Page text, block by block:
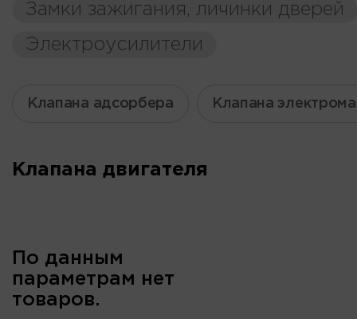
Замки зажигания, личинки дверей
Электроусилители
Клапана адсорбера Клапана
Клапана двигателя
По данным
параметрам нет
товаров.